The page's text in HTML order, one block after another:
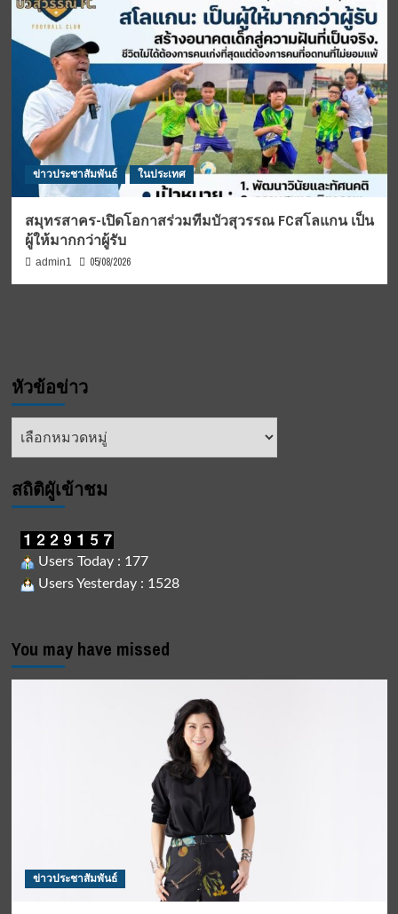
ข่าวประชาสัมพันธ์ ในประเทศ
สมุทรสาคร-เปิดโอกาสร่วมทีมบัวสุวรรณ FCสโลแกน เป็น
ผู้ให้มากกว่าผู้รับ
admin1 05/08/2026
หัวข้อข่าว
หัวข้อ
สถิติผูัเข้าชม
Users Today : 177
Users Yesterday : 1528
You may have missed
ข่าวประชาสัมพันธ์